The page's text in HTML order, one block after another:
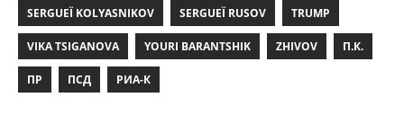
SERGUEÏ KOLYASNIKOV SERGUEÏ RUSOV TRUMP
VIKA TSIGANOVA YOURI BARANTSHIK ZHIVOV П.К.
ПР ПСД РИА-К